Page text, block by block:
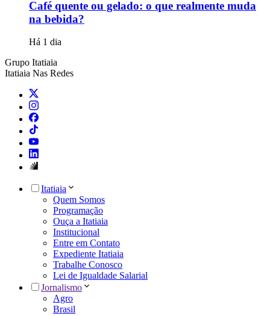
Café quente ou gelado: o que realmente muda
na bebida?
Há 1 dia
Grupo Itatiaia
Itatiaia Nas Redes
Itatiaia
Quem Somos
Programação
Ouça a Itatiaia
Institucional
Entre em Contato
Expediente Itatiaia
Trabalhe Conosco
Lei de Igualdade Salarial
Jornalismo
Agro
Brasil